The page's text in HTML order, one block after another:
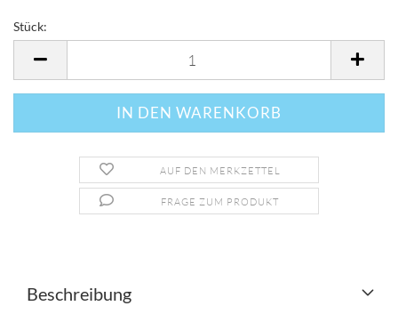
Stück:
AUF DEN MERKZETTEL
FRAGE ZUM PRODUKT
Beschreibung